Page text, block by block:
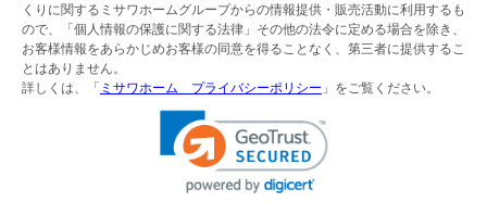
くりに関するミサワホームグループからの情報提供・販売活動に利用するも
ので、「個人情報の保護に関する法律」その他の法令に定める場合を除き、
お客様情報をあらかじめお客様の同意を得ることなく、第三者に提供するこ
とはありません。
詳しくは、「 ミサワホーム プライバシーポリシー 」をご覧ください。